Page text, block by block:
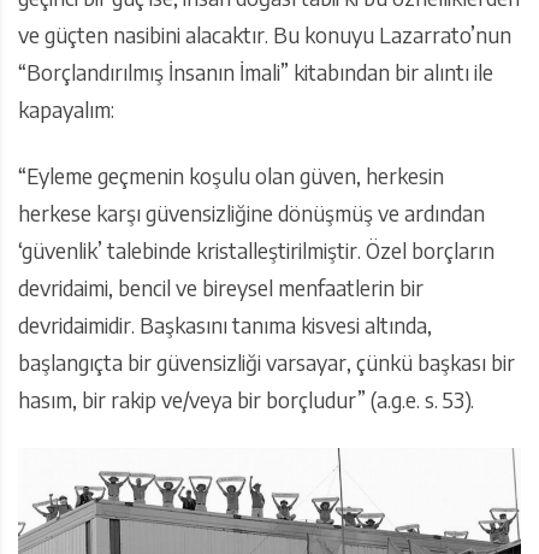
ve güçten nasibini alacaktır. Bu konuyu Lazarrato’nun
“Borçlandırılmış İnsanın İmali” kitabından bir alıntı ile
kapayalım:
“Eyleme geçmenin koşulu olan güven, herkesin
herkese karşı güvensizliğine dönüşmüş ve ardından
‘güvenlik’ talebinde kristalleştirilmiştir. Özel borçların
devridaimi, bencil ve bireysel menfaatlerin bir
devridaimidir. Başkasını tanıma kisvesi altında,
başlangıçta bir güvensizliği varsayar, çünkü başkası bir
hasım, bir rakip ve/veya bir borçludur” (a.g.e. s. 53).